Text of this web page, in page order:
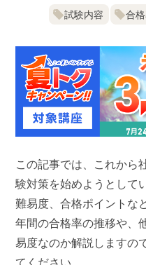
試験内容 合
この記事では、これから
験対策を始めようとして
難易度、合格ポイントな
年間の合格率の推移や、
易度なのか解説しますの